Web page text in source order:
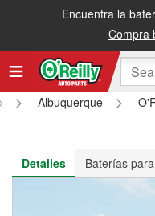
Encuentra la
Compra
Recibe tu orden gratis
Albuquerque
Detalles
Baterías